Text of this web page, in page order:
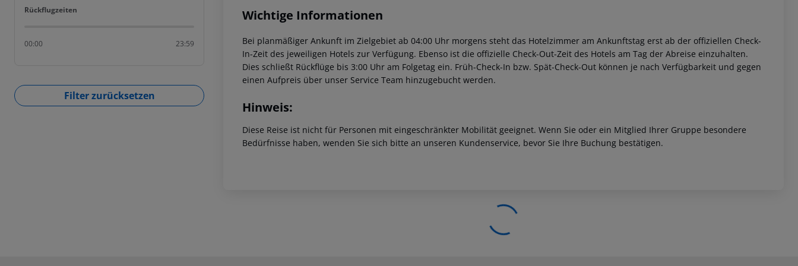
Rückflugzeiten
Rückflugzeiten
00:00 23:59
Filter zurücksetzen
Wichtige Informationen
Bei planmäßiger Ankunft im Zielgebiet ab 04:00 Uhr morgens steht das Hotelzimmer am Ankunftstag erst ab der offiziellen Check-
In-Zeit des jeweiligen Hotels zur Verfügung. Ebenso ist die offizielle Check-Out-Zeit des Hotels am Tag der Abreise einzuhalten.
Dies schließt Rückflüge bis 3:00 Uhr am Folgetag ein. Früh-Check-In bzw. Spät-Check-Out können je nach Verfügbarkeit und gegen
einen Aufpreis über unser Service Team hinzugebucht werden.
Hinweis:
Diese Reise ist nicht für Personen mit eingeschränkter Mobilität geeignet. Wenn Sie oder ein Mitglied Ihrer Gruppe besondere
Bedürfnisse haben, wenden Sie sich bitte an unseren Kundenservice, bevor Sie Ihre Buchung bestätigen.